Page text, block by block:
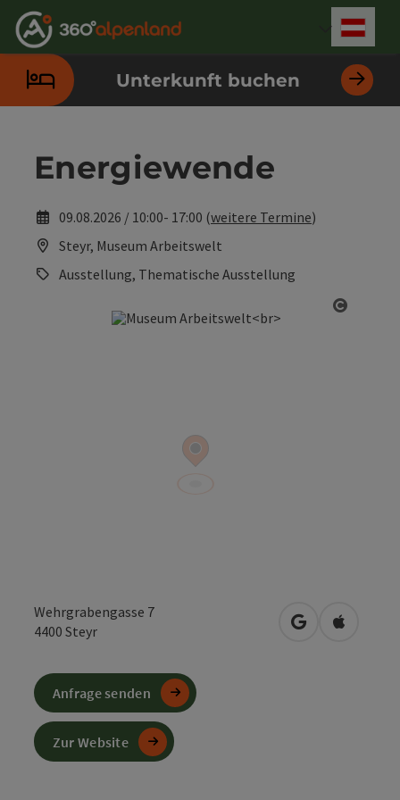
Zum Inhalt
Zur Navigation
Zum Seitenanfang
Zur Kontaktseite
Zur Suche
Zum Impressum
Zu den Hinweisen zur Bedienung der Website
Zur Startseite
Unterkunft buchen
Energiewende
09.08.2026 / 10:00- 17:00 (weitere Termine)
Steyr, Museum Arbeitswelt
Ausstellung, Thematische Ausstellung
Wehrgrabengasse 7
4400 Steyr in Googlein Apple
Anfrage senden
Zur Website